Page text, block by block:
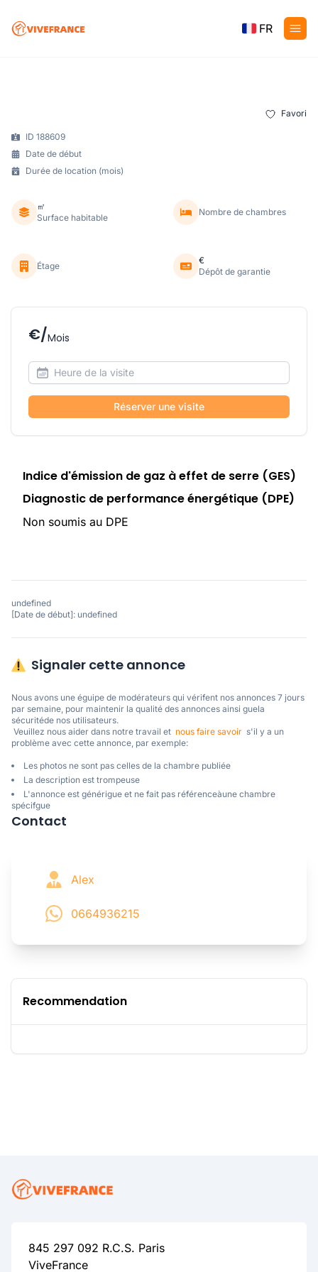
FR
Favori
ID 188609
Date de début
Durée de location (mois)
㎡
Surface habitable
Nombre de chambres
Étage
€
Dépôt de garantie
€/Mois
Réserver une visite
Indice d'émission de gaz à effet de serre (GES)
Diagnostic de performance énergétique (DPE)
Non soumis au DPE
undefined
[Date de début]: undefined
Signaler cette annonce
Nous avons une éguipe de modérateurs qui vérifent nos annonces 7 jours
par semaine, pour maintenir la qualité des annonces ainsi guela
sécuritéde nos utilisateurs.
Veuillez nous aider dans notre travail et nous faire savoir
  s'il y a un
problème avec cette annonce, par exemple:
Les photos ne sont pas celles de la chambre publiée
La description est trompeuse
L'annonce est générigue et ne fait pas référenceàune chambre
spécifgue
Contact
Alex
0664936215
Recommendation
845 297 092 R.C.S. Paris
ViveFrance